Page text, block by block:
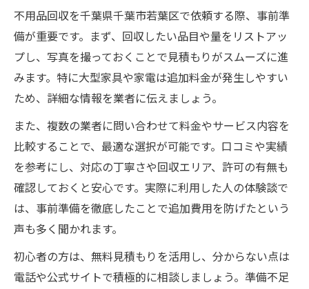
不用品回収を千葉県千葉市若葉区で依頼する際、事前準
備が重要です。まず、回収したい品目や量をリストアッ
プし、写真を撮っておくことで見積もりがスムーズに進
みます。特に大型家具や家電は追加料金が発生しやすい
ため、詳細な情報を業者に伝えましょう。
また、複数の業者に問い合わせて料金やサービス内容を
比較することで、最適な選択が可能です。口コミや実績
を参考にし、対応の丁寧さや回収エリア、許可の有無も
確認しておくと安心です。実際に利用した人の体験談で
は、事前準備を徹底したことで追加費用を防げたという
声も多く聞かれます。
初心者の方は、無料見積もりを活用し、分からない点は
電話や公式サイトで積極的に相談しましょう。準備不足
ご相談・お問い合わせはこちら